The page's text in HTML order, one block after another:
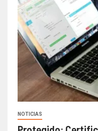
NOTICIAS